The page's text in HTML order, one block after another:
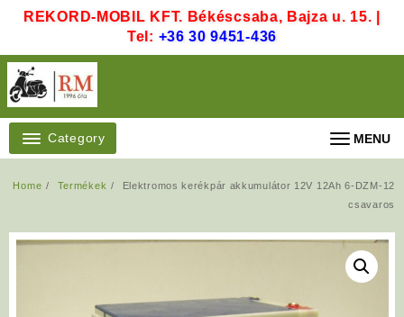
REKORD-MOBIL KFT. Békéscsaba, Bajza u. 15. |
Tel: +36 30 9451-436
Category MENU
Home Termékek
Elektromos kerékpár akkumulátor 12V 12Ah 6-DZM-12
csavaros